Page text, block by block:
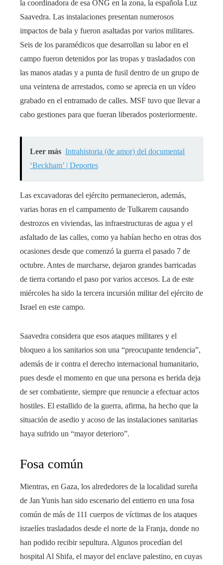
la coordinadora de esa ONG en la zona, la española Luz
Saavedra. Las instalaciones presentan numerosos
impactos de bala y fueron asaltadas por varios militares.
Seis de los paramédicos que desarrollan su labor en el
campo fueron detenidos por las tropas y trasladados con
las manos atadas y a punta de fusil dentro de un grupo de
una veintena de arrestados, como se aprecia en un vídeo
grabado en el entramado de calles. MSF tuvo que llevar a
cabo gestiones para que fueran liberados posteriormente.
Leer más Intrahistoria (de amor) del documental
‘Beckham’ | Deportes
Las excavadoras del ejército permanecieron, además,
varias horas en el campamento de Tulkarem causando
destrozos en viviendas, las infraestructuras de agua y el
asfaltado de las calles, como ya habían hecho en otras dos
ocasiones desde que comenzó la guerra el pasado 7 de
octubre. Antes de marcharse, dejaron grandes barricadas
de tierra cortando el paso por varios accesos. La de este
miércoles ha sido la tercera incursión militar del ejército de
Israel en este campo.
Saavedra considera que esos ataques militares y el
bloqueo a los sanitarios son una “preocupante tendencia”,
además de ir contra el derecho internacional humanitario,
pues desde el momento en que una persona es herida deja
de ser combatiente, siempre que renuncie a efectuar actos
hostiles. El estallido de la guerra, afirma, ha hecho que la
situación de asedio y acoso de las instalaciones sanitarias
haya sufrido un “mayor deterioro”.
Fosa común
Mientras, en Gaza, los alrededores de la localidad sureña
de Jan Yunis han sido escenario del entierro en una fosa
común de más de 111 cuerpos de víctimas de los ataques
israelíes trasladados desde el norte de la Franja, donde no
han podido recibir sepultura. Algunos procedían del
hospital Al Shifa, el mayor del enclave palestino, en cuyas